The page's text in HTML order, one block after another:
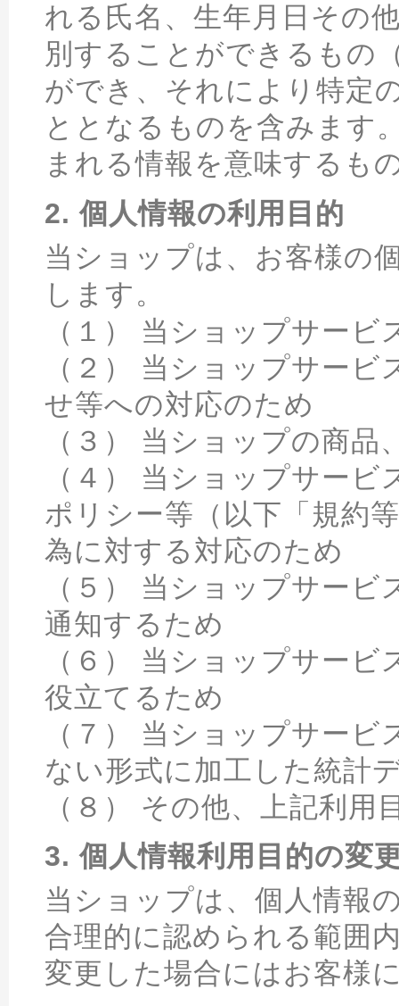
れる氏名、生年月日その
別することができるもの
ができ、それにより特定
ととなるものを含みます
まれる情報を意味するも
2. 個人情報の利用目的
当ショップは、お客様の
します。
（１） 当ショップサー
（２） 当ショップサー
せ等への対応のため
（３） 当ショップの商
（４） 当ショップサー
ポリシー等（以下「規約
為に対する対応のため
（５） 当ショップサー
通知するため
（６） 当ショップサー
役立てるため
（７） 当ショップサー
ない形式に加工した統計
（８） その他、上記利
3. 個人情報利用目的の変
当ショップは、個人情報
合理的に認められる範囲
変更した場合にはお客様